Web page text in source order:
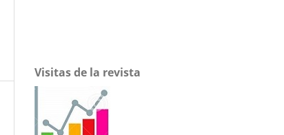
Visitas de la revista